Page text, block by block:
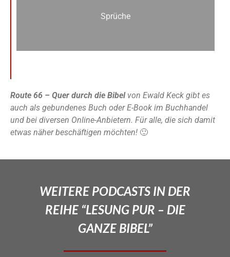
Sprüche
Route 66 – Quer durch die Bibel von Ewald Keck gibt es
auch als gebundenes Buch oder E-Book im Buchhandel
und bei diversen Online-Anbietern. Für alle, die sich damit
etwas näher beschäftigen möchten! 🙂
WEITERE PODCASTS IN DER
REIHE “LESUNG PUR – DIE
GANZE BIBEL”